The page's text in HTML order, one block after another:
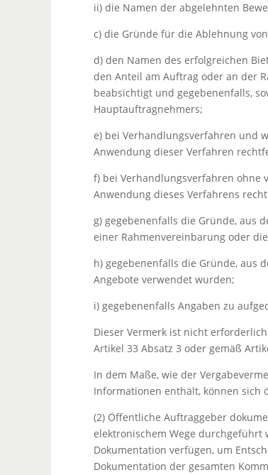
ii) die Namen der abgelehnten
c) die Gründe für die Ablehnung
d) den Namen des erfolgreichen
den Anteil am Auftrag oder an der
beabsichtigt und gegebenenfalls,
Hauptauftragnehmers;
e) bei Verhandlungsverfahren und
Anwendung dieser Verfahren
f) bei Verhandlungsverfahren ohne
Anwendung dieses Verfahrens
g) gegebenenfalls die Gründe, aus
einer Rahmenvereinbarung oder
h) gegebenenfalls die Gründe, aus
Angebote verwendet wurden;
i) gegebenenfalls Angaben zu
Dieser Vermerk ist nicht
Artikel 33 Absatz 3 oder gemäß
In dem Maße, wie der
Informationen enthält, können sich
(2) Öffentliche Auftraggeber
elektronischem Wege durchgeführt
Dokumentation verfügen, um
Dokumentation der gesamten